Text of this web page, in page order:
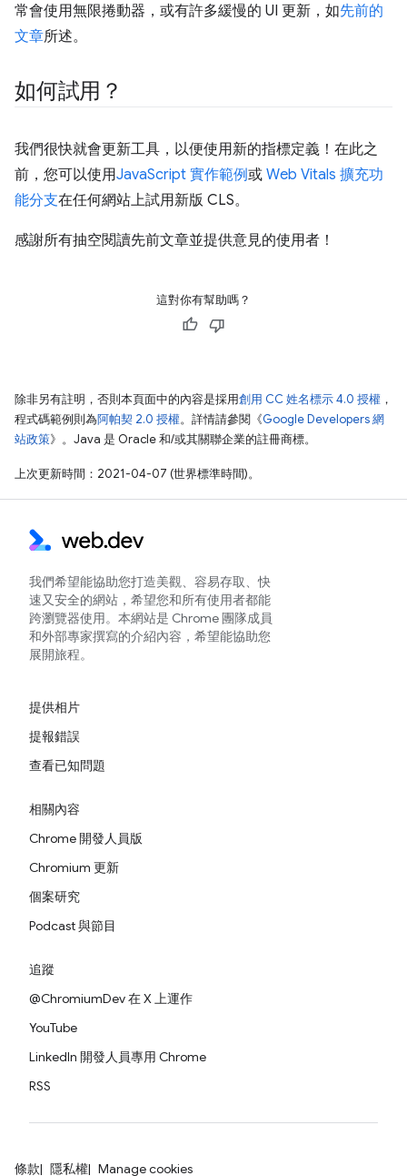
常會使用無限捲動器，或有許多緩慢的 UI 更新，如先前的
文章所述。
如何試用？
我們很快就會更新工具，以便使用新的指標定義！在此之
前，您可以使用JavaScript 實作範例或 Web Vitals 擴充功
能分支在任何網站上試用新版 CLS。
感謝所有抽空閱讀先前文章並提供意見的使用者！
這對你有幫助嗎？
除非另有註明，否則本頁面中的內容是採用創用 CC 姓名標示 4.0 授權 ，
程式碼範例則為阿帕契 2.0 授權。詳情請參閱《Google Developers 網
站政策》。Java 是 Oracle 和/或其關聯企業的註冊商標。
上次更新時間：2021-04-07 (世界標準時間)。
我們希望能協助您打造美觀、容易存取、快
速又安全的網站，希望您和所有使用者都能
跨瀏覽器使用。本網站是 Chrome 團隊成員
和外部專家撰寫的介紹內容，希望能協助您
展開旅程。
提供相片
提報錯誤
查看已知問題
相關內容
Chrome 開發人員版
Chromium 更新
個案研究
Podcast 與節目
追蹤
@ChromiumDev 在 X 上運作
YouTube
LinkedIn 開發人員專用 Chrome
RSS
條款 隱私權 Manage cookies